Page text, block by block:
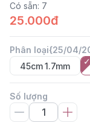
Có sẵn: 7
25.000đ
Phân loại{25/04/
45cm 1.7mm
Số lượng